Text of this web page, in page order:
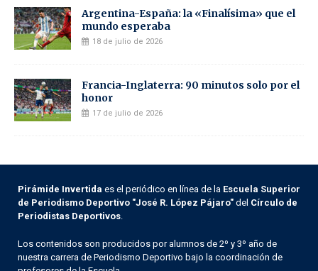
Argentina-España: la «Finalísima» que el
mundo esperaba
18 de julio de 2026
Francia-Inglaterra: 90 minutos solo por el
honor
17 de julio de 2026
Pirámide Invertida es el periódico en línea de la Escuela Superior
de Periodismo Deportivo "José R. López Pájaro" del Círculo de
Periodistas Deportivos
Los contenidos son producidos por alumnos de 2º y 3º año de
nuestra carrera de Periodismo Deportivo bajo la coordinación de